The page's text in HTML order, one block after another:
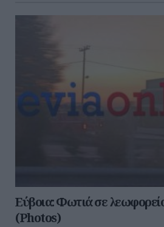
Εύβοια: Φωτιά σε
(Photos)